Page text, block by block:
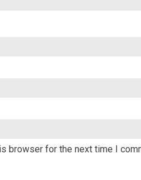
browser for the next time I